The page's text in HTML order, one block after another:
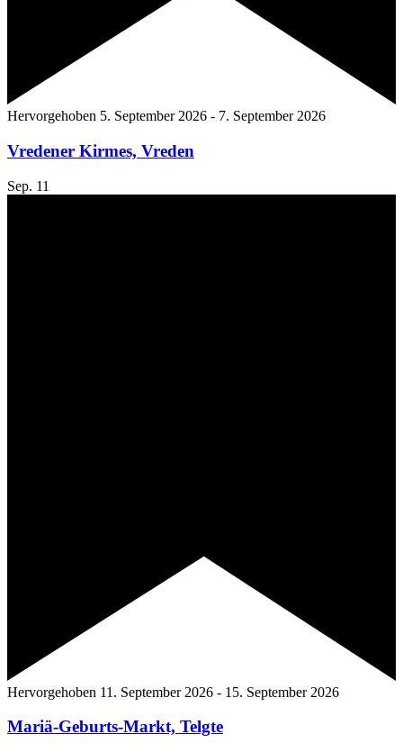
Hervorgehoben 5. September 2026 - 7. September 2026
Vredener Kirmes, Vreden
Sep. 11
Hervorgehoben 11. September 2026 - 15. September 2026
Mariä-Geburts-Markt, Telgte